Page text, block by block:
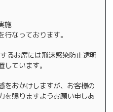
施
行なっております。
るお席には飛沫感染防止透明
しています。
をおかけしますが、お客様の
を賜りますようお願い申しあ